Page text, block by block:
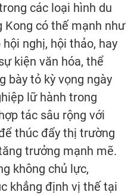
các loại hình du
có thế mạnh như
nghị, hội thảo, hay
kiện văn hóa, thể
bày tỏ kỳ vọng ngày
lữ hành trong
tác sâu rộng với
thúc đẩy thị trường
trưởng mạnh mẽ.
không chủ lực,
khẳng định vị thế tại